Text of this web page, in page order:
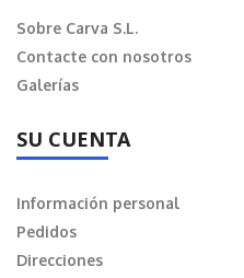
Sobre Carva S.L.
Contacte con nosotros
Galerías
SU CUENTA
Información personal
Pedidos
Direcciones